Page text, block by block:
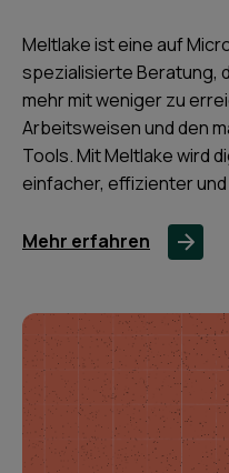
Meltlake ist eine auf
spezialisierte Beratung,
mehr mit weniger zu
Arbeitsweisen und den
Tools. Mit Meltlake wird
einfacher, effizienter
Mehr erfahren